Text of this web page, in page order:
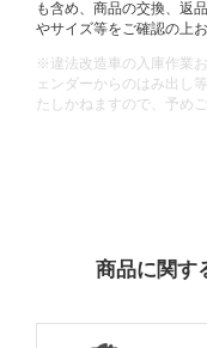
も含め、商品の交換、返
やサイズ等をご確認の上
※違法改造車の入庫作業
ェンダーからのはみ出し
たしかねますので、予め
商品に関す